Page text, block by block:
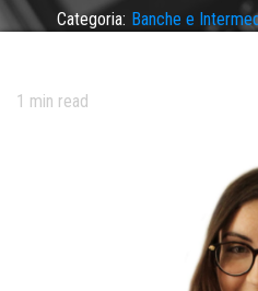
Categoria: Banche e
1 min read